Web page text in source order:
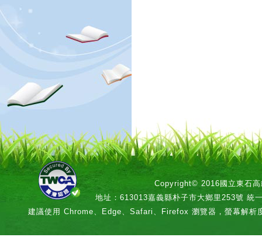
Copyright© 2016國立東石高
地址：613013嘉義縣朴子市大鄉里253號 統
建議使用 Chrome、Edge、Safari、Firefox 瀏覽器，螢幕解